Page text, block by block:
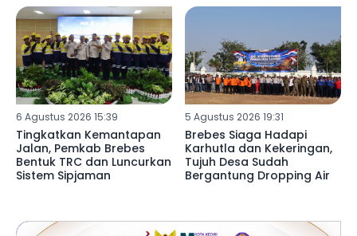
6 Agustus 2026 15:39
Tingkatkan Kemantapan
Jalan, Pemkab Brebes
Bentuk TRC dan Luncurkan
Sistem Sipjaman
5 Agustus 2026 19:31
Brebes Siaga Hadapi
Karhutla dan Kekeringan,
Tujuh Desa Sudah
Bergantung Dropping Air